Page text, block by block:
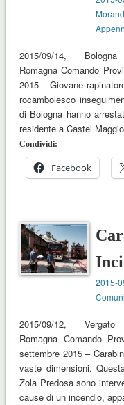
2015/09/14,
Romagna Comando
2015 – Giovane
rocambolesco
di Bologna hanno
residente a Castel
Condividi:
Facebook
2015-
2015/09/12,
Romagna Comando
settembre 2015 –
vaste dimensioni.
Zola Predosa sono
cause di un incendio,